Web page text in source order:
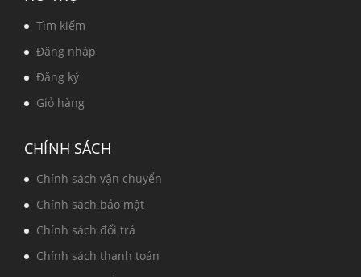
Tìm kiếm
Đăng nhập
Đăng ký
Giỏ hàng
CHÍNH SÁCH
Chính sách vận chuyển
Chính sách bảo mật
Chính sách đổi trả
Chính sách thanh toán